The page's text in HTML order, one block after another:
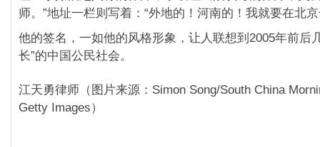
师。”地址一栏则写着：“外地的！河南的！我就要在北京
他的签名，一如他的风格形象，让人联想到2005年前后
长”的中国公民社会。
江天勇律师（图片来源：Simon Song/South China
Getty Images）